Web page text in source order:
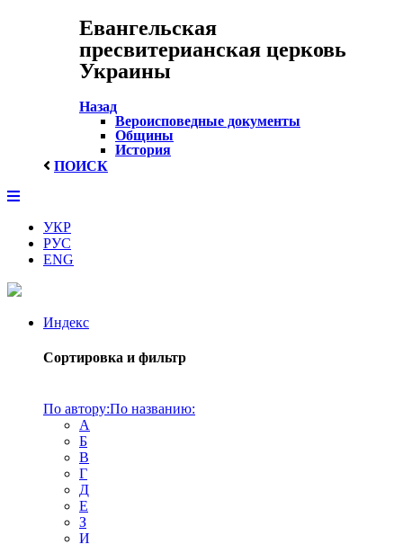
Евангельская
пресвитерианская церковь
Украины
Назад
Вероисповедные документы
Общины
История
ПОИСК
УКР
РУС
ENG
Индекс
Сортировка и фильтр
По автору:По названию:
А
Б
В
Г
Д
Е
З
И